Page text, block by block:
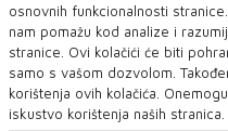
- Po istom
narodu, izgradnja
Banja Luka, koje
RS njeguju i razvijat
osnovnih funkcionalnosti
nam pomažu kod analize i
stranice. Ovi kolačići će biti
samo s vašom dozvolom.
korištenja ovih kolačića.
iskustvo korištenja naših stranica.